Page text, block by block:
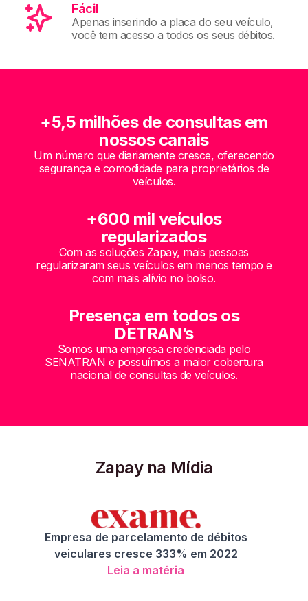
Fácil
Apenas inserindo a placa do seu veículo,
você tem acesso a todos os seus débitos.
+5,5 milhões de consultas em
nossos canais
Um número que diariamente cresce, oferecendo
segurança e comodidade para proprietários de
veículos.
+600 mil veículos
regularizados
Com as soluções Zapay, mais pessoas
regularizaram seus veículos em menos tempo e
com mais alívio no bolso.
Presença em todos os
DETRAN’s
Somos uma empresa credenciada pelo
SENATRAN e possuímos a maior cobertura
nacional de consultas de veículos.
Zapay na Mídia
Empresa de parcelamento de débitos
veiculares cresce 333% em 2022
Leia a matéria